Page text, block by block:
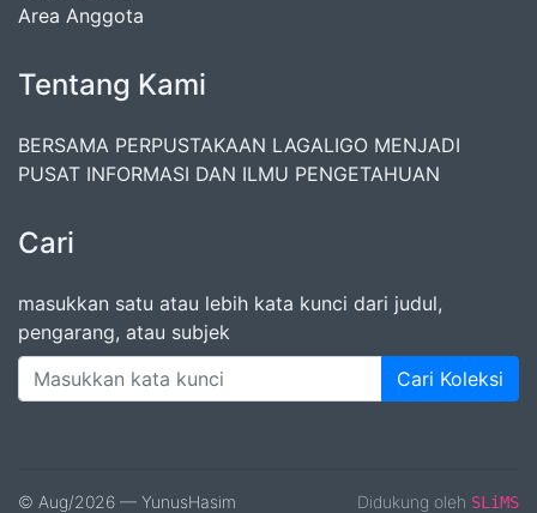
Area Anggota
Tentang Kami
BERSAMA PERPUSTAKAAN LAGALIGO MENJADI
PUSAT INFORMASI DAN ILMU PENGETAHUAN
Cari
masukkan satu atau lebih kata kunci dari judul,
pengarang, atau subjek
Cari Koleksi
© Aug/2026 — YunusHasim
Didukung oleh SLiMS